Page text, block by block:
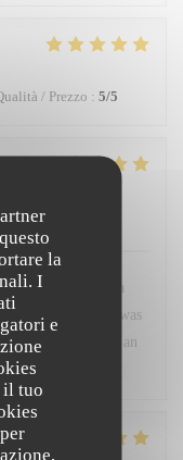
la
I
e
tuo
/ Prezzo : 5/5
/ Prezzo
cuisine with a
warm. The staff was
wants to spend an